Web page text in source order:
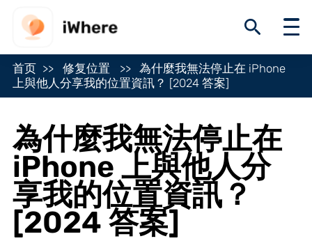
首页 修复位置
為什麼我無法停止在 iPhone
上與他人分享我的位置資訊？ [2024 答案]
為什麼我無法停止在
iPhone 上與他人分
享我的位置資訊？
[2024 答案]